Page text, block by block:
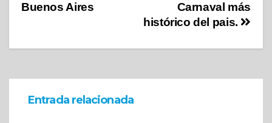
Carnaval más
histórico del pais.
Buenos Aires
Entrada relacionada